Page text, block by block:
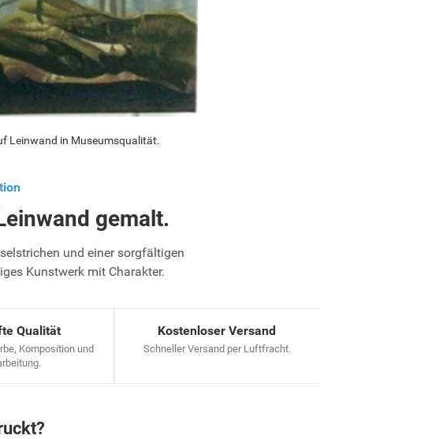
Leinwand in Museumsqualität.
gemalt.
und einer sorgfältigen
Kunstwerk mit Charakter.
Qualität
Komposition und
Kostenloser Versand
Schneller Versand per Luftfracht.